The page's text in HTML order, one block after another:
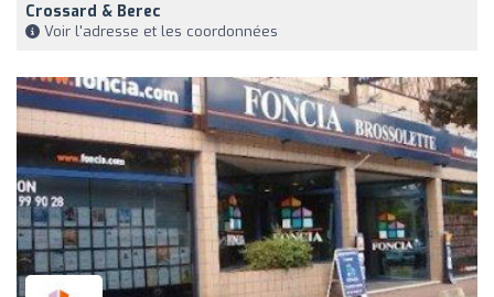
Crossard & Berec
Voir l'adresse et les coordonnées